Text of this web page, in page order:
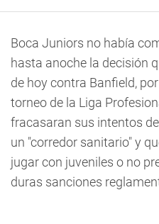
Boca Juniors no había
hasta anoche la decisión
de hoy contra Banfield,
torneo de la Liga
fracasaran sus intentos
un "corredor sanitario" y
jugar con juveniles o no
duras sanciones